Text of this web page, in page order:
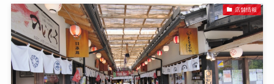
店舗情報